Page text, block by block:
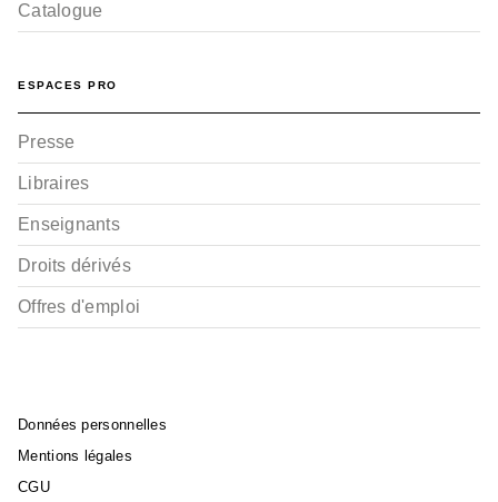
Catalogue
ESPACES PRO
Presse
Libraires
Enseignants
Droits dérivés
Offres d'emploi
Données personnelles
Mentions légales
CGU